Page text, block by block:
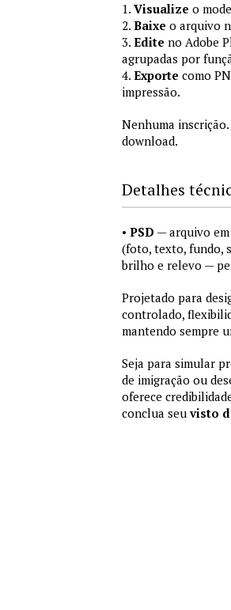
1. Visualize o
2. Baixe o arquivo
3. Edite no Adobe
agrupadas por
4. Exporte como
impressão.
Nenhuma
download.
Detalhes
• PSD — arquivo em
(foto, texto, fundo,
brilho e relevo —
Projetado para
controlado,
mantendo sempre
Seja para simular
de imigração ou
oferece
conclua seuvisto